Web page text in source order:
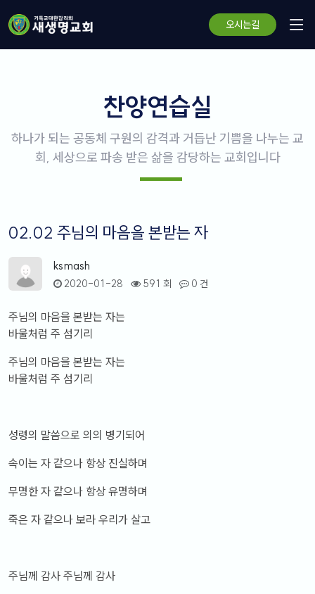
오시는길
찬양연습실
하나가 되는 공동체 구원의 감격과 거듭난 기쁨을 나누는 교
회, 세상으로 파송 받은 삶을 감당하는 교회입니다
02.02 주님의 마음을 본받는 자
ksmash
2020-01-28 591 회 0 건
주님의 마음을 본받는 자는
바울처럼 주 섬기리
주님의 마음을 본받는 자는
바울처럼 주 섬기리
성령의 말씀으로 의의 병기되어
속이는 자 같으나 항상 진실하며
무명한 자 같으나 항상 유명하며
죽은 자 같으나 보라 우리가 살고
주님께 감사 주님께 감사